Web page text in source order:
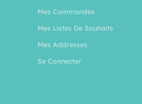
Mes Commandes
Mes Listes De Souhaits
Mes Addresses
Se Connecter